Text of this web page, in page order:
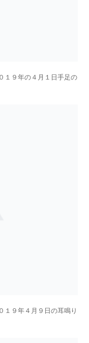
１９年の４月１日手足の
１９年４月９日の耳鳴り